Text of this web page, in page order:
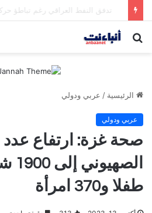
بحث
الرئيسية / عربي ودولي
عربي ودولي
صحة غزة: ارتفاع عدد
طفلا و370 امرأة